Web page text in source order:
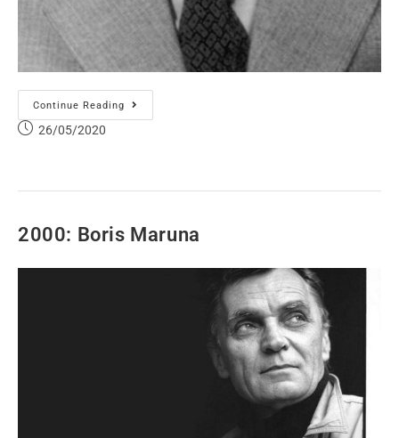
Continue Reading
26/05/2020
2000: Boris Maruna